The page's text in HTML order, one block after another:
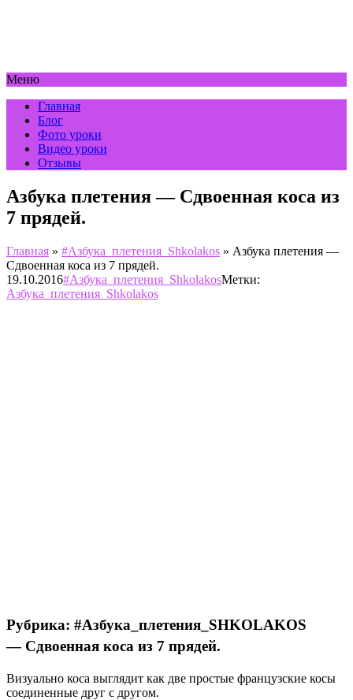
Меню
Главная
Блог
Фото уроки
Видео уроки
Отзывы
Азбука плетения — Сдвоенная коса из
7 прядей.
Главная » #Азбука_плетения_Shkolakos » Азбука плетения —
Сдвоенная коса из 7 прядей.
19.10.2016#Азбука_плетения_ShkolakosМетки:
Азбука_плетения_Shkolakos
Рубрика: #Азбука_плетения_SHKOLAKOS
— Сдвоенная коса из 7 прядей.
Визуально коса выглядит как две простые французские косы
соединенные друг с другом.